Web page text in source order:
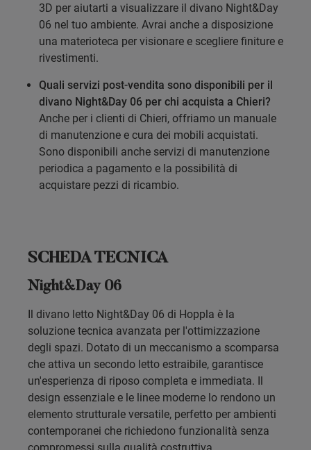
3D per aiutarti a visualizzare il divano Night&Day
06 nel tuo ambiente. Avrai anche a disposizione
una materioteca per visionare e scegliere finiture e
rivestimenti.
Quali servizi post-vendita sono disponibili per il
divano Night&Day 06 per chi acquista a Chieri?
Anche per i clienti di Chieri, offriamo un manuale
di manutenzione e cura dei mobili acquistati.
Sono disponibili anche servizi di manutenzione
periodica a pagamento e la possibilità di
acquistare pezzi di ricambio.
SCHEDA TECNICA
Night&Day 06
Il divano letto Night&Day 06 di Hoppla è la
soluzione tecnica avanzata per l'ottimizzazione
degli spazi. Dotato di un meccanismo a scomparsa
che attiva un secondo letto estraibile, garantisce
un'esperienza di riposo completa e immediata. Il
design essenziale e le linee moderne lo rendono un
elemento strutturale versatile, perfetto per ambienti
contemporanei che richiedono funzionalità senza
compromessi sulla qualità costruttiva.